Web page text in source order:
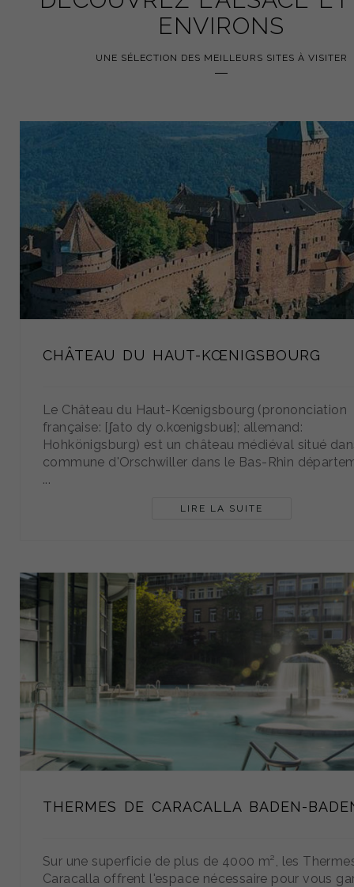
ENVIRONS
UNE SÉLECTION DES MEILLEURS SITES À VISITER
CHÂTEAU DU HAUT-KŒNIGSBOURG
Le Château du Haut-Kœnigsbourg (prononciation
française: [ʃato dy o.kœniɡsbuʁ]; allemand:
Hohkönigsburg) est un château médiéval situé
commune d'Orschwiller dans le Bas-Rhin
...
LIRE LA SUITE
THERMES DE CARACALLA BADEN-
Sur une superficie de plus de 4000 m², les
Caracalla offrent l'espace nécessaire pour vous